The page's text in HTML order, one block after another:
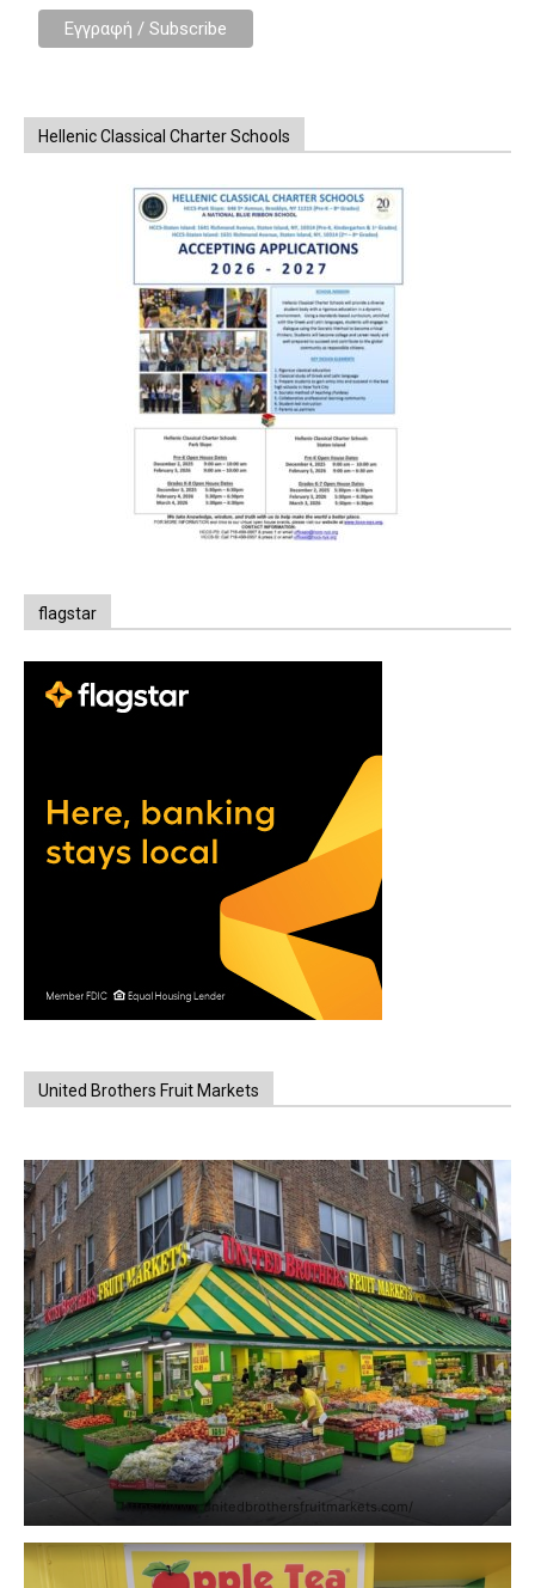
Hellenic Classical Charter Schools
flagstar
United Brothers Fruit Markets
https://www.unitedbrothersfruitmarkets.com/